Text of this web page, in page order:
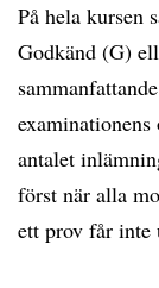
På hela kursen
Godkänd (G)
antalet
först när alla
ett prov får inte